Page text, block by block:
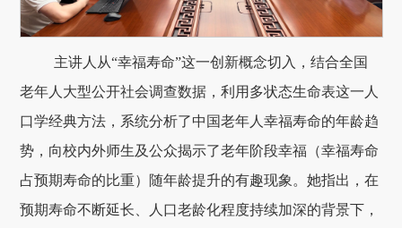
主讲人从“幸福寿命”这一创新概念切入，结合全国
老年人大型公开社会调查数据，利用多状态生命表这一人
口学经典方法，系统分析了中国老年人幸福寿命的年龄趋
势，向校内外师生及公众揭示了老年阶段幸福（幸福寿命
占预期寿命的比重）随年龄提升的有趣现象。她指出，在
预期寿命不断延长、人口老龄化程度持续加深的背景下，